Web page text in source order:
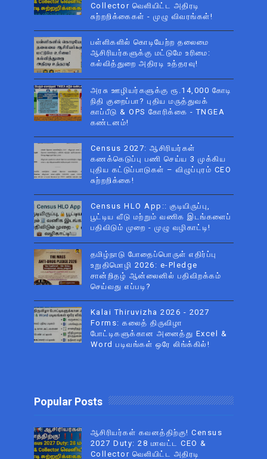
Collector வெளியிட்ட அதிரடி
சுற்றறிக்கைகள் - முழு விவரங்கள்!
பள்ளிகளில் கொடியேற்ற தலைமை
ஆசிரியர்களுக்கு மட்டுமே உரிமை:
கல்வித்துறை அதிரடி உத்தரவு!
அரசு ஊழியர்களுக்கு ரூ.14,000 கோடி
நிதி குறைப்பா? புதிய மருத்துவக்
காப்பீடு & OPS கோரிக்கை - TNGEA
கண்டனம்!
Census 2027: ஆசிரியர்கள்
கணக்கெடுப்பு பணி செய்ய 3 முக்கிய
புதிய கட்டுப்பாடுகள் – விழுப்புரம் CEO
சுற்றறிக்கை!
Census HLO App:: குடியிருப்பு,
பூட்டிய வீடு மற்றும் வணிக இடங்களைப்
பதிவிடும் முறை - முழு வழிகாட்டி!
தமிழ்நாடு போதைப்பொருள் எதிர்ப்பு
உறுதிமொழி 2026: e-Pledge
சான்றிதழ் ஆன்லைனில் பதிவிறக்கம்
செய்வது எப்படி?
Kalai Thiruvizha 2026 - 2027
Forms: கலைத் திருவிழா
போட்டிகளுக்கான அனைத்து Excel &
Word படிவங்கள் ஒரே லிங்க்கில்!
Popular Posts
ஆசிரியர்கள் கவனத்திற்கு! Census
2027 Duty: 28 மாவட்ட CEO &
Collector வெளியிட்ட அதிரடி